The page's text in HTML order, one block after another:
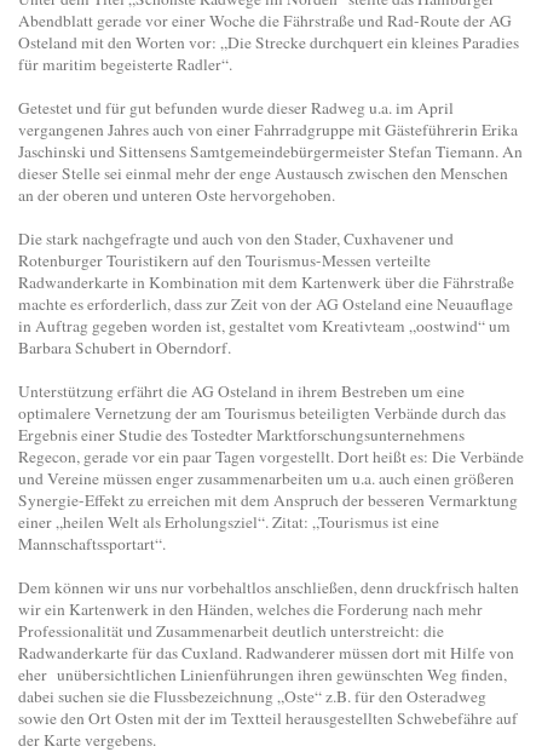
Abendblatt gerade vor einer Woche die Fährstraße und Rad-Route der AG
Osteland mit den Worten vor: „Die Strecke durchquert ein kleines Paradies
für maritim begeisterte Radler“.
Getestet und für gut befunden wurde dieser Radweg u.a. im April
vergangenen Jahres auch von einer Fahrradgruppe mit Gästeführerin Erika
Jaschinski und Sittensens Samtgemeindebürgermeister Stefan Tiemann. An
dieser Stelle sei einmal mehr der enge Austausch zwischen den Menschen
an der oberen und unteren Oste hervorgehoben.
Die stark nachgefragte und auch von den Stader, Cuxhavener und
Rotenburger Touristikern auf den Tourismus-Messen verteilte
Radwanderkarte in Kombination mit dem Kartenwerk über die Fährstraße
machte es erforderlich, dass zur Zeit von der AG Osteland eine Neuauflage
in Auftrag gegeben worden ist, gestaltet vom Kreativteam „oostwind“ um
Barbara Schubert in Oberndorf.
Unterstützung erfährt die AG Osteland in ihrem Bestreben um eine
optimalere Vernetzung der am Tourismus beteiligten Verbände durch das
Ergebnis einer Studie des Tostedter Marktforschungsunternehmens
Regecon, gerade vor ein paar Tagen vorgestellt. Dort heißt es: Die Verbände
und Vereine müssen enger zusammenarbeiten um u.a. auch einen größeren
Synergie-Effekt zu erreichen mit dem Anspruch der besseren Vermarktung
einer „heilen Welt als Erholungsziel“. Zitat: „Tourismus ist eine
Mannschaftssportart“.
Dem können wir uns nur vorbehaltlos anschließen, denn druckfrisch halten
wir ein Kartenwerk in den Händen, welches die Forderung nach mehr
Professionalität und Zusammenarbeit deutlich unterstreicht: die
Radwanderkarte für das Cuxland. Radwanderer müssen dort mit Hilfe von
eher unübersichtlichen Linienführungen ihren gewünschten Weg finden,
dabei suchen sie die Flussbezeichnung „Oste“ z.B. für den Osteradweg
sowie den Ort Osten mit der im Textteil herausgestellten Schwebefähre auf
der Karte vergebens.